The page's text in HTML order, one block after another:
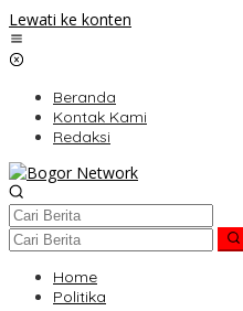
Lewati ke konten
Beranda
Kontak Kami
Redaksi
Home
Politika